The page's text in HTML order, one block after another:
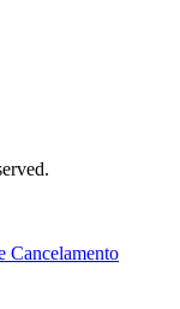
Cancelamento